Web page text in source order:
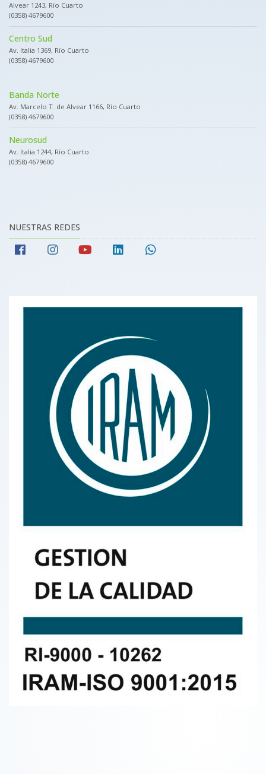
Alvear 1243, Río Cuarto
(0358) 4679600
Centro Sud
Av. Italia 1369, Río Cuarto
(0358) 4679600
Banda Norte
Av. Marcelo T. de Alvear 1166, Río Cuarto
(0358) 4679600
Neurosud
Av. Italia 1244, Río Cuarto
(0358) 4679600
NUESTRAS REDES